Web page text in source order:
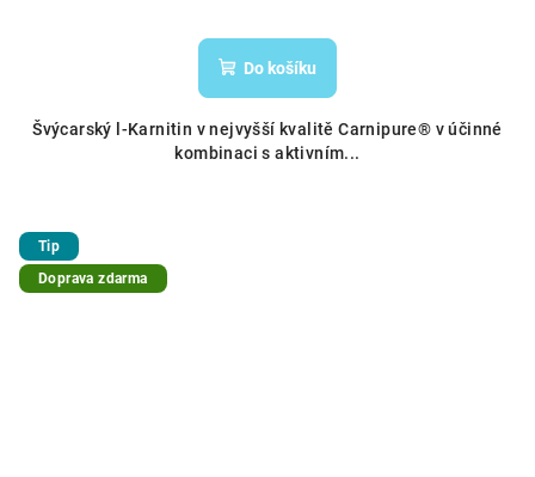
Do košíku
Švýcarský l-Karnitin v nejvyšší kvalitě Carnipure® v účinné
kombinaci s aktivním...
Tip
Doprava zdarma